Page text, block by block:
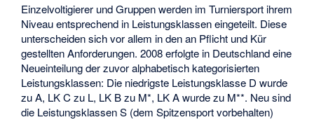
Einzelvoltigierer und Gruppen werden im Turniersport ihrem
Niveau entsprechend in Leistungsklassen eingeteilt. Diese
unterscheiden sich vor allem in den an Pflicht und Kür
gestellten Anforderungen. 2008 erfolgte in Deutschland eine
Neueinteilung der zuvor alphabetisch kategorisierten
Leistungsklassen: Die niedrigste Leistungsklasse D wurde
zu A, LK C zu L, LK B zu M*, LK A wurde zu M**. Neu sind
die Leistungsklassen S (dem Spitzensport vorbehalten)